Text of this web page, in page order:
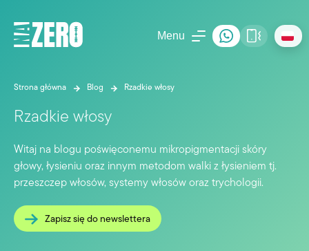
Menu
Strona główna Blog Rzadkie włosy
Rzadkie włosy
Witaj na blogu poświęconemu mikropigmentacji skóry
głowy, łysieniu oraz innym metodom walki z łysieniem tj.
przeszczep włosów, systemy włosów oraz trychologii.
Zapisz się do newslettera